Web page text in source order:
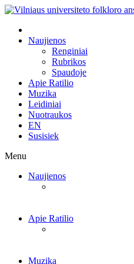
Naujienos
Renginiai
Rubrikos
Spaudoje
Apie Ratilio
Muzika
Leidiniai
Nuotraukos
EN
Susisiek
Menu
Naujienos
Apie Ratilio
Muzika